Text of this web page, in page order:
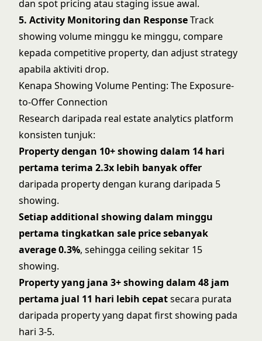
dan spot pricing atau staging issue awal.
5. Activity Monitoring dan ResponseTrack
showing volume minggu ke minggu, compare
kepada competitive property, dan adjust strategy
apabila aktiviti drop.
Kenapa Showing Volume Penting: The Exposure-
to-Offer Connection
Research daripada real estate analytics platform
konsisten tunjuk:
Property dengan 10+ showing dalam 14 hari
pertama terima 2.3x lebih banyak offer
daripada property dengan kurang daripada 5
showing.
Setiap additional showing dalam minggu
pertama tingkatkan sale price sebanyak
average 0.3%, sehingga ceiling sekitar 15
showing.
Property yang jana 3+ showing dalam 48 jam
pertama jual 11 hari lebih cepatsecara purata
daripada property yang dapat first showing pada
hari 3-5.